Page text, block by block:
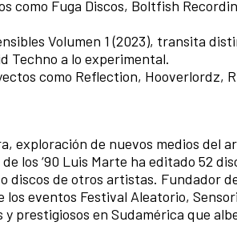
como Fuga Discos, Boltfish
Volumen 1 (2023), transita
Techno a lo experimental.
como Reflection, Hooverlordz,
exploración de nuevos medios del
los ‘90 Luis Marte ha editado 52
de otros artistas. Fundador
eventos Festival Aleatorio,
prestigiosos en Sudamérica que